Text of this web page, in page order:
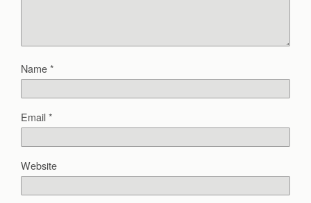
Name*
Email*
Website